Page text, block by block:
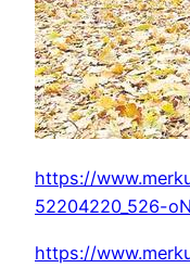
https://
52204220_526-
https://